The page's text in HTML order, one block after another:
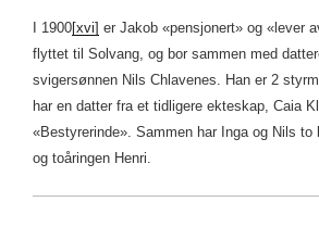
I 1900[xvi] er Jakob «pensjonert» og «lever
flyttet til Solvang, og bor sammen med
svigersønnen Nils Chlavenes. Han er 2
har en datter fra et tidligere ekteskap, Caia
«Bestyrerinde». Sammen har Inga og Nils to
og toåringen Henri.